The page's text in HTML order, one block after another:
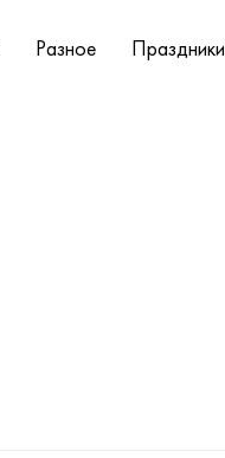
Разное Праздники